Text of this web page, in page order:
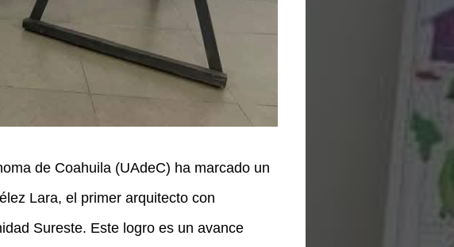
de Coahuila (UAdeC) ha marcado un
Lara, el primer arquitecto con
Sureste. Este logro es un avance